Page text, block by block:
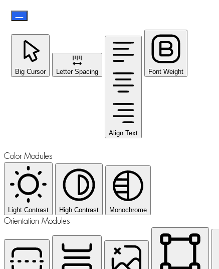
Big Cursor Letter Spacing
Align Text
Font Weight
Color Modules
Light Contrast High Contrast Monochrome
Orientation Modules